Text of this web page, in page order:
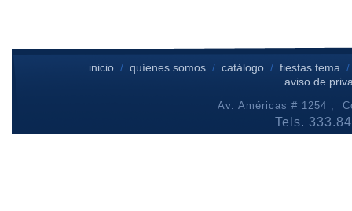
inicio /quíenes somos /catálogo / fiestas tema
aviso de
Av. Américas # 1254 ,
Tels.